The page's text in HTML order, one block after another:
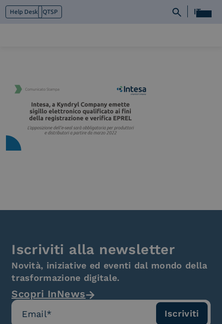
Help Desk QTSP IT
Cosa facciamo
Piattaforme
Industry
News e Media
Contattaci
Iscriviti alla newsletter
Novità, iniziative ed eventi dal mondo della
trasformazione digitale.
Scopri InNews